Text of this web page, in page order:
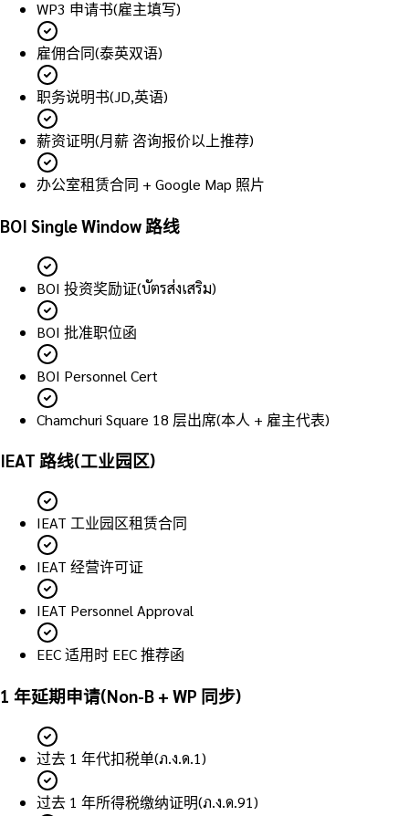
WP3 申请书(雇主填写)
雇佣合同(泰英双语)
职务说明书(JD,英语)
薪资证明(月薪 咨询报价以上推荐)
办公室租赁合同 + Google Map 照片
BOI Single Window 路线
BOI 投资奖励证(บัตรส่งเสริม)
BOI 批准职位函
BOI Personnel Cert
Chamchuri Square 18 层出席(本人 + 雇主代表)
IEAT 路线(工业园区)
IEAT 工业园区租赁合同
IEAT 经营许可证
IEAT Personnel Approval
EEC 适用时 EEC 推荐函
1 年延期申请(Non-B + WP 同步)
过去 1 年代扣税单(ภ.ง.ด.1)
过去 1 年所得税缴纳证明(ภ.ง.ด.91)